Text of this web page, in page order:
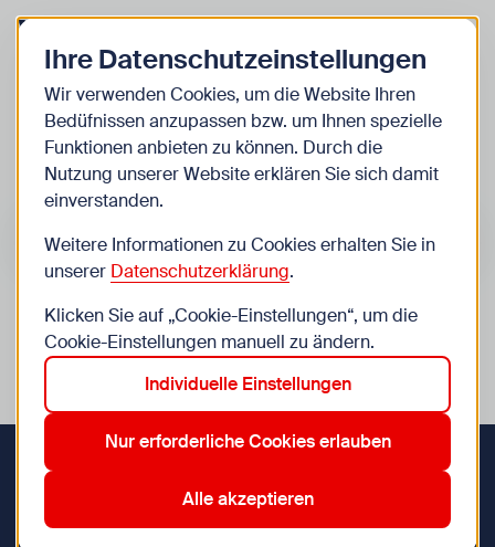
Zurück zur Startseite Zum
Kinder
Veranstaltungen
Suche im Bereich “Kinder”
Suchen
Veranstaltungen in Wien im Bereich “Kinder”
Aktive Filter: 13. Hietzing 14. Penzing
Zurücksetzen
Zurück zur Startseite
Ihre Datenschutzeinstellungen
Wir verwenden Cookies, um die Website Ihren
Bedüfnissen anzupassen bzw. um Ihnen spezielle
Funktionen anbieten zu können. Durch die
Nutzung unserer Website erklären Sie sich damit
einverstanden.
Weitere Informationen zu Cookies erhalten Sie in
unserer Datenschutzerklärung.
Klicken Sie auf „Cookie-Einstellungen“, um die
Cookie-Einstellungen manuell zu ändern.
Individuelle Einstellungen
Nur erforderliche Cookies erlauben
Alle akzeptieren